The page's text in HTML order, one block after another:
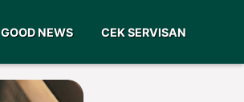
GOOD NEWS CEK SERVISAN